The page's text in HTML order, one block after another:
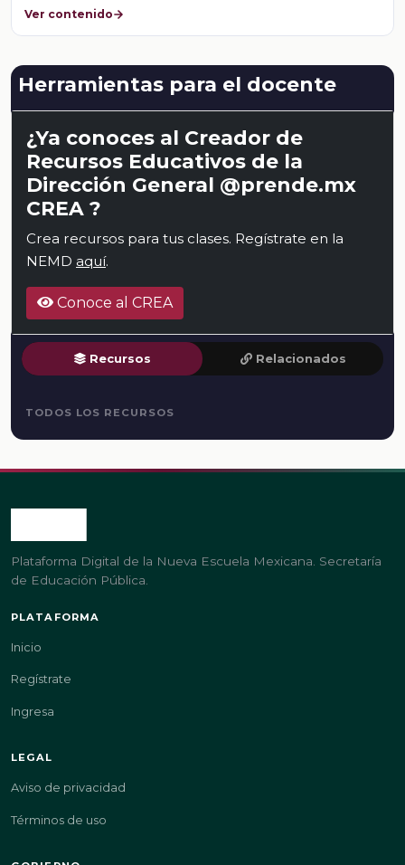
Ver contenido
Herramientas para el docente
¿Ya conoces al Creador de
Recursos Educativos de la
Dirección General @prende.mx
CREA ?
Crea recursos para tus clases. Regístrate en la
NEMD aquí.
Conoce al CREA
Recursos Relacionados
TODOS LOS RECURSOS
Plataforma Digital de la Nueva Escuela Mexicana. Secretaría
de Educación Pública.
PLATAFORMA
Inicio
Regístrate
Ingresa
LEGAL
Aviso de privacidad
Términos de uso